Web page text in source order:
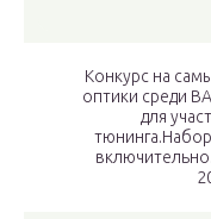
Конкурс на
оптики среди
для